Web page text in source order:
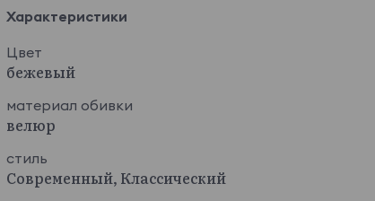
Характеристики
Цвет
бежевый
материал обивки
велюр
стиль
Современный, Классический